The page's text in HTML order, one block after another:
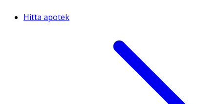
Hitta apotek